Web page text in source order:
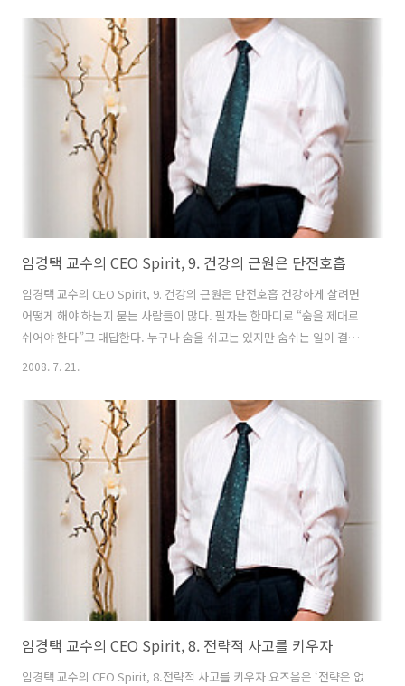
시면 1~2주 이내에 죽는 다고 합니다. 하지만, 숨을 못쉬게되면 당장 몇
분을 살 수 없습니다. 이렇듯 숨쉬는 것이 가장 급하고 중요한 일이지만,
너무나도 당연한 것을 생각하여 그 중요성을 인식하지 못하고 그 속에 감
추어져 있는 인류의 지혜를 제대로 계발하지 못하여 리더십을 제대로 기
르지 못하고 있습니다. 그렇다면 숨쉬기에 감추어져 있다는 ..
임경택 교수의 CEO Spirit, 9. 건강의 근원은 단전호흡
임경택 교수의 CEO Spirit, 9. 건강의 근원은 단전호흡 건강하게 살려면
어떻게 해야 하는지 묻는 사람들이 많다. 필자는 한마디로 “숨을 제대로
쉬어야 한다”고 대답한다. 누구나 숨을 쉬고는 있지만 숨쉬는 일이 결코
만만하지는 않다. 호흡은 공기 중의 산소를 들이마시고 체내 대사 작용의
안의 음식을 에너지화하고, 몸 속에 축적된 탄수화물이나 지방, 단백질
같은 연료를 태워서 에너지화하는 과정에는 반드시 산소가 필요하다. 또
몸 안의 산소는 각 영양 물질을 신체의 각 부분으로 보내고, 약 60조나 되
는 세포 하나하나가 정상적인 활동을 하는데도 필요하다. 숨을 잘 쉰다는
것은 어떤 것을 말하는 걸까? / 호흡을 코로? 아니면 입으로..
2008. 7. 21.
임경택 교수의 CEO Spirit, 8. 전략적 사고를 키우자
임경택 교수의 CEO Spirit, 8.전략적 사고를 키우자 요즈음은 ‘전략은 없